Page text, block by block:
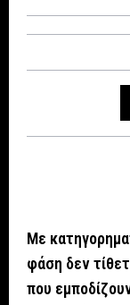
Με
φάση δεν
που